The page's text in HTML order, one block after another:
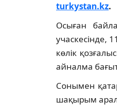
turkystan.kz.
Осыған
учаскесінде,
көлік
айналма
Сонымен
шақырым